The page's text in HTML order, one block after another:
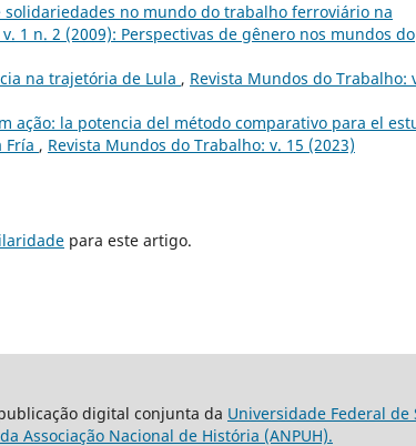
no mundo do trabalho ferroviário na
1 n. 2 (2009): Perspectivas de gênero nos mundos do
na trajetória de Lula , Revista Mundos do Trabalho:
ação: la potencia del método comparativo para el
Fría , Revista Mundos do Trabalho: v. 15 (2023)
para este artigo.
digital conjunta da Universidade Federal de
Associação Nacional de História (ANPUH).